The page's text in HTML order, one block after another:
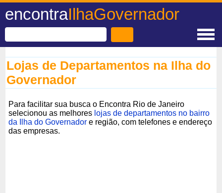
encontraIlhaGovernador
Lojas de Departamentos na Ilha do
Governador
Para facilitar sua busca o Encontra Rio de Janeiro
selecionou as melhores lojas de departamentos no bairro
da Ilha do Governador e região, com telefones e endereço
das empresas.